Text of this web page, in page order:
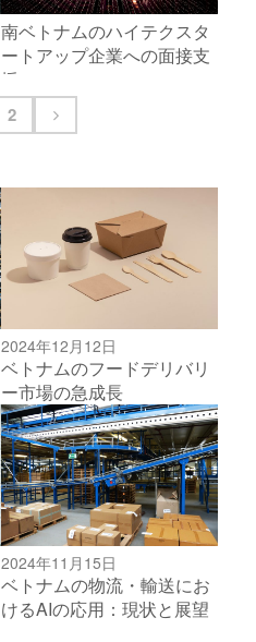
南ベトナムのハイテクスタ
ートアップ企業への面接支
援
2
2024年12月12日
ベトナムのフードデリバリ
ー市場の急成長
2024年11月15日
ベトナムの物流・輸送にお
けるAIの応用：現状と展望